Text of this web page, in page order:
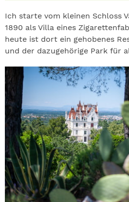
Ich starte vom kleinen Schloss
1890 als Villa eines
heute ist dort ein gehobenes
und der dazugehörige Park für